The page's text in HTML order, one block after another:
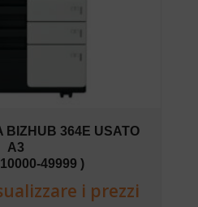
BIZHUB 364E USATO
A3
49999 )
i prezzi